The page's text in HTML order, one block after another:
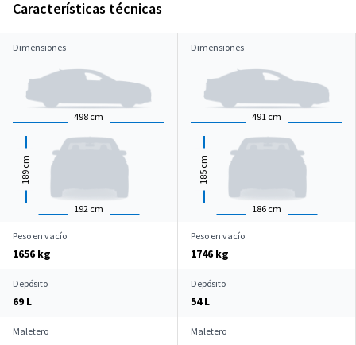
Características técnicas
Dimensiones
498 cm
192 cm
189
cm
Dimensiones
491 cm
186 cm
185
cm
Peso en vacío
1656 kg
Peso en vacío
1746 kg
Depósito
69 L
Depósito
54 L
Maletero Maletero